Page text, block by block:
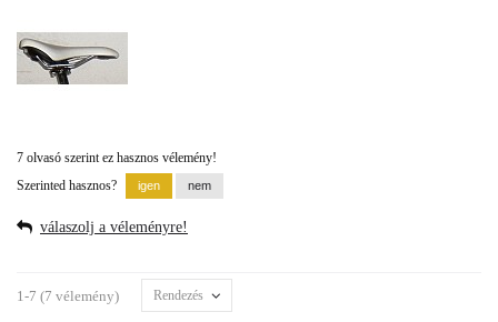
7 olvasó szerint ez hasznos vélemény!
Szerinted hasznos?
válaszolj a véleményre!
1-7 (7 vélemény) Rendezés